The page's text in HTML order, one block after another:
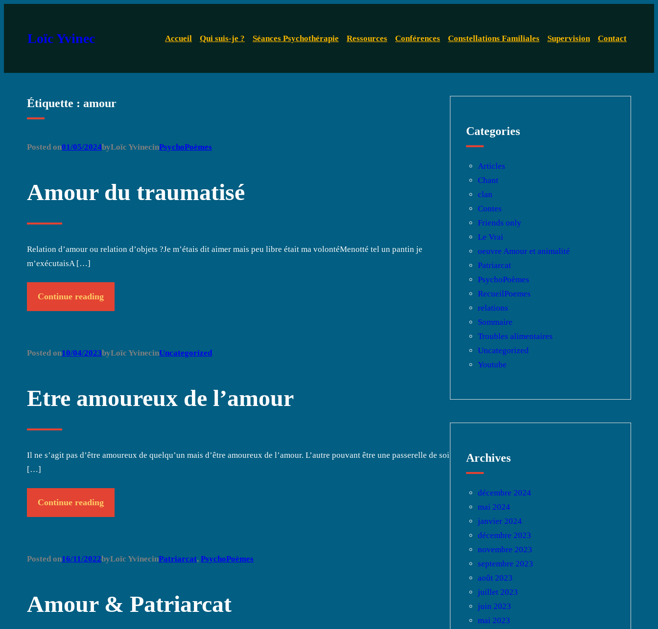
Loïc Yvinec Accueil Qui suis-je ? Séances Psychothérapie Ressources Conférences Constellations Familiales Supervision Contact
Étiquette :amour
Posted on01/05/2024byLoïc YvinecinPsychoPoèmes
Amour du traumatisé
Relation d’amour ou relation d’objets ?Je m’étais dit aimer mais peu libre était ma volontéMenotté tel un pantin je
m’exécutaisA […]
Continue reading
Posted on10/04/2023byLoïc YvinecinUncategorized
Etre amoureux de l’amour
Il ne s’agit pas d’être amoureux de quelqu’un mais d’être amoureux de l’amour. L’autre pouvant être une passerelle de soi
[…]
Continue reading
Posted on16/11/2022byLoïc YvinecinPatriarcat, PsychoPoèmes
Amour & Patriarcat
Categories
Articles
Chant
clan
Contes
Friends only
Le Vrai
oeuvre Amour et animalité
Patriarcat
PsychoPoèmes
RecueilPoemes
relations
Sommaire
Troubles alimentaires
Uncategorized
Youtube
Archives
décembre 2024
mai 2024
janvier 2024
décembre 2023
novembre 2023
septembre 2023
août 2023
juillet 2023
juin 2023
mai 2023